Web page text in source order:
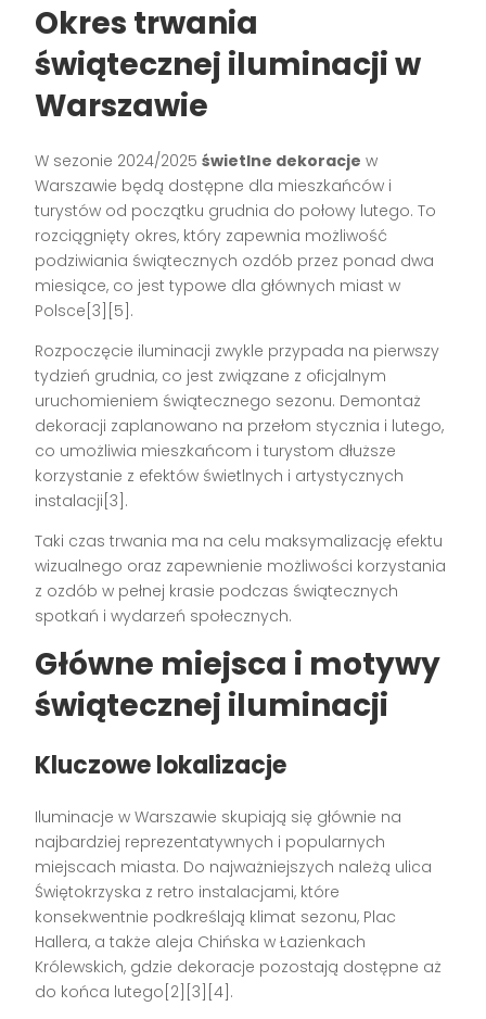
Okres trwania
świątecznej iluminacji w
Warszawie
W sezonie 2024/2025świetlne dekoracje w
Warszawie będą dostępne dla mieszkańców i
turystów od początku grudnia do połowy lutego. To
rozciągnięty okres, który zapewnia możliwość
podziwiania świątecznych ozdób przez ponad dwa
miesiące, co jest typowe dla głównych miast w
Polsce[3][5].
Rozpoczęcie iluminacji zwykle przypada na pierwszy
tydzień grudnia, co jest związane z oficjalnym
uruchomieniem świątecznego sezonu. Demontaż
dekoracji zaplanowano na przełom stycznia i lutego,
co umożliwia mieszkańcom i turystom dłuższe
korzystanie z efektów świetlnych i artystycznych
instalacji[3].
Taki czas trwania ma na celu maksymalizację efektu
wizualnego oraz zapewnienie możliwości korzystania
z ozdób w pełnej krasie podczas świątecznych
spotkań i wydarzeń społecznych.
Główne miejsca i motywy
świątecznej iluminacji
Kluczowe lokalizacje
Iluminacje w Warszawie skupiają się głównie na
najbardziej reprezentatywnych i popularnych
miejscach miasta. Do najważniejszych należą ulica
Świętokrzyska z retro instalacjami, które
konsekwentnie podkreślają klimat sezonu, Plac
Hallera, a także aleja Chińska w Łazienkach
Królewskich, gdzie dekoracje pozostają dostępne aż
do końca lutego[2][3][4].